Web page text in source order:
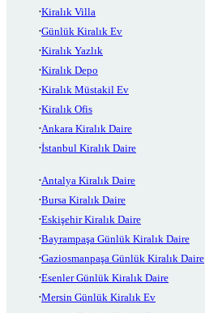
Kiralık Villa
Günlük Kiralık Ev
Kiralık Yazlık
Kiralık Depo
Kiralık Müstakil Ev
Kiralık Ofis
Ankara Kiralık Daire
İstanbul Kiralık Daire
Antalya Kiralık Daire
Bursa Kiralık Daire
Eskişehir Kiralık Daire
Bayrampaşa Günlük Kiralık Daire
Gaziosmanpaşa Günlük Kiralık Daire
Esenler Günlük Kiralık Daire
Mersin Günlük Kiralık Ev